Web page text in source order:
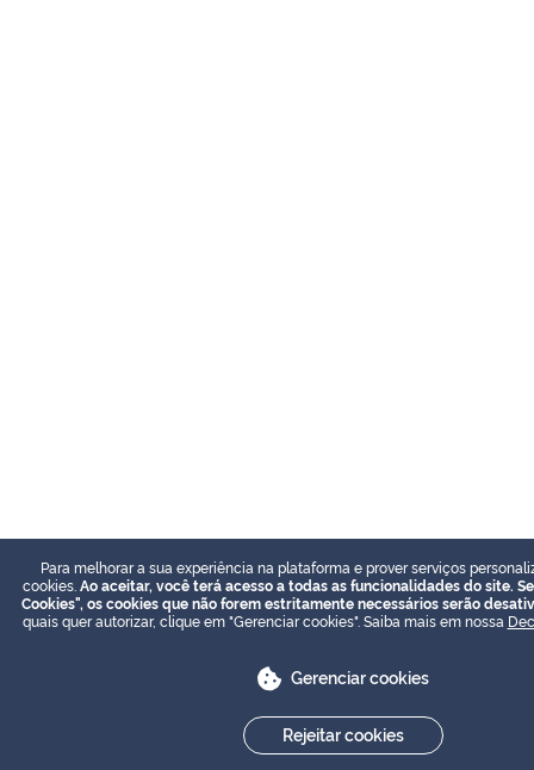
Para melhorar a sua experiência na plataforma e prover serviços
cookies. Ao aceitar, você terá acesso a todas as funcionalidades do site.
Cookies", os cookies que não forem estritamente necessários serão
quais quer autorizar, clique em "Gerenciar cookies". Saiba mais em nossa
Gerenciar cookies
Rejeitar cookies